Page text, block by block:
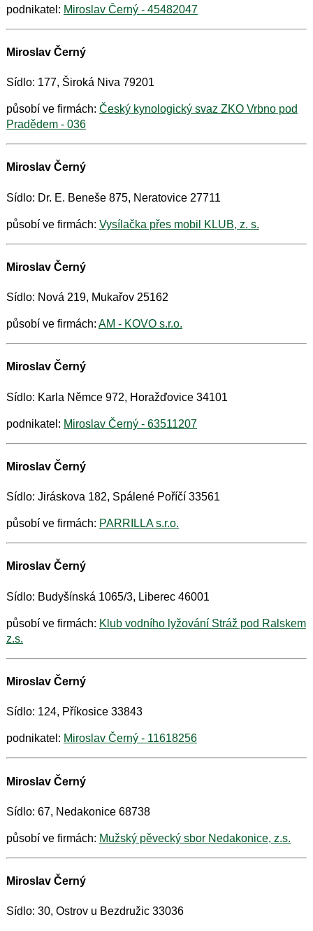
podnikatel: Miroslav Černý - 45482047
Miroslav Černý
Sídlo: 177, Široká Niva 79201
působí ve firmách: Český kynologický svaz ZKO Vrbno pod
Pradědem - 036
Miroslav Černý
Sídlo: Dr. E. Beneše 875, Neratovice 27711
působí ve firmách: Vysílačka přes mobil KLUB, z. s.
Miroslav Černý
Sídlo: Nová 219, Mukařov 25162
působí ve firmách: AM - KOVO s.r.o.
Miroslav Černý
Sídlo: Karla Němce 972, Horažďovice 34101
podnikatel: Miroslav Černý - 63511207
Miroslav Černý
Sídlo: Jiráskova 182, Spálené Poříčí 33561
působí ve firmách: PARRILLA s.r.o.
Miroslav Černý
Sídlo: Budyšínská 1065/3, Liberec 46001
působí ve firmách: Klub vodního lyžování Stráž pod Ralskem
z.s.
Miroslav Černý
Sídlo: 124, Příkosice 33843
podnikatel: Miroslav Černý - 11618256
Miroslav Černý
Sídlo: 67, Nedakonice 68738
působí ve firmách: Mužský pěvecký sbor Nedakonice, z.s.
Miroslav Černý
Sídlo: 30, Ostrov u Bezdružic 33036